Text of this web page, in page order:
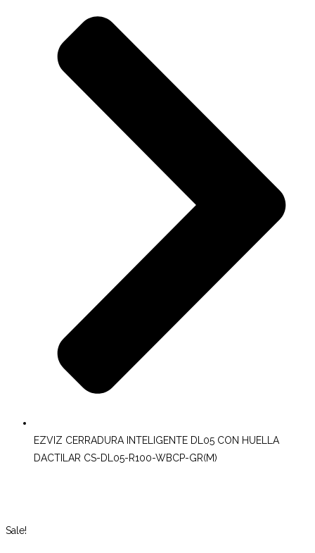
EZVIZ CERRADURA INTELIGENTE DL05 CON HUELLA
DACTILAR CS-DL05-R100-WBCP-GR(M)
Sale!